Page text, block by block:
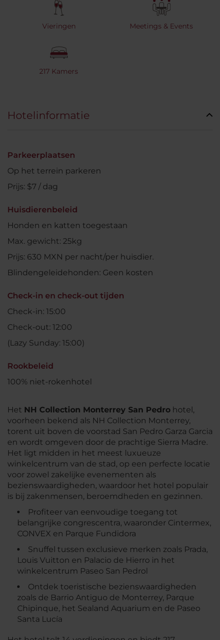
Vieringen Meetings & Events
217 Kamers
Hotelinformatie
Parkeerplaatsen
Op het terrein parkeren
Prijs: $7 / dag
Huisdierenbeleid
Honden en katten toegestaan
Max. gewicht: 25kg
Prijs: 630 MXN per nacht/per huisdier.
Blindengeleidehonden: Geen kosten
Check-in en check-out tijden
Check-in: 15:00
Check-out: 12:00
(Lazy Sunday: 15:00)
Rookbeleid
100% niet-rokenhotel
Het NH Collection Monterrey San Pedro hotel,
voorheen bekend als NH Collection Monterrey,
torent uit boven de voorstad San Pedro Garza Garcia
en wordt omgeven door de prachtige Sierra Madre.
Het ligt midden in het meest luxueuze
winkelcentrum van de stad, op een perfecte locatie
voor zowel zakelijke evenementen als
bezienswaardigheden, waardoor het hotel populair
is bij zakenmensen, beroemdheden en gezinnen.
Profiteer van eenvoudige toegang tot
belangrijke congrescentra, waaronder Cintermex,
CONVEX en Parque Fundidora
Snuffel tussen exclusieve merken zoals Prada,
Louis Vuitton en Palacio de Hierro in het
winkelcentrum Paseo San Pedrol
Ontdek toeristische bezienswaardigheden
zoals de Barrio Antiguo de Monterrey, Parque
Chipinque, het Sealand Aquarium en de Paseo
Santa Lucía